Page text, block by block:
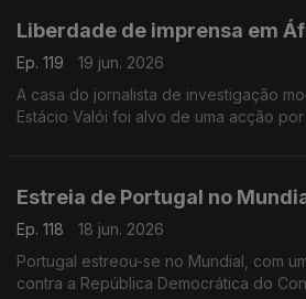
Liberdade de imprensa em
Ep. 119
19 jun. 2026
A casa do jornalista de investigação
Estácio Valói foi alvo de uma acção
Estreia de Portugal no
Ep. 118
18 jun. 2026
Portugal estreou-se no Mundial, com
contra a República Democrática do